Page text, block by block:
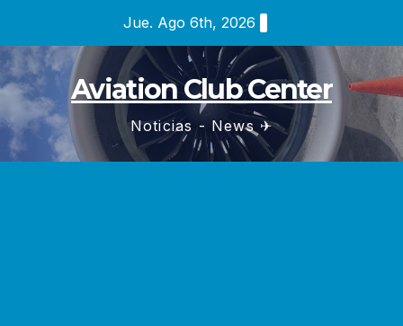
contenido
Jue. Ago 6th, 2026
Aviation Club Center
Noticias - News ✈